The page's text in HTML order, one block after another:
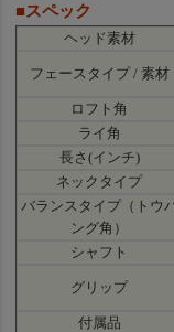
■スペック
ヘッド素材
フェースタイプ / 素材
ロフト角
ライ角
長さ(インチ)
ネックタイプ
バランスタイプ（トウ
ング角）
シャフト
グリップ
付属品